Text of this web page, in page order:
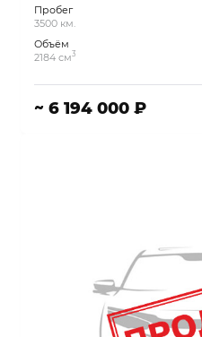
Пробег
3500 км.
Объём
2184 см3
~ 6 194 000 ₽